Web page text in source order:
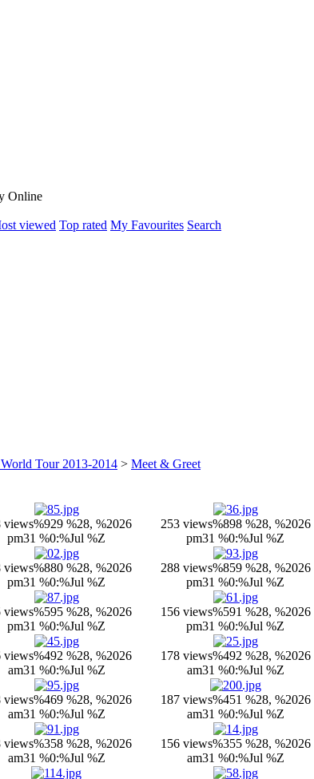
Online
viewed Top rated My Favourites Search
Tour 2013-2014 > Meet & Greet
views%929 %28, %2026
pm31 %0:%Jul %Z
253 views%898 %28, %2026
pm31 %0:%Jul %Z
views%880 %28, %2026
pm31 %0:%Jul %Z
288 views%859 %28, %2026
pm31 %0:%Jul %Z
views%595 %28, %2026
pm31 %0:%Jul %Z
156 views%591 %28, %2026
pm31 %0:%Jul %Z
views%492 %28, %2026
am31 %0:%Jul %Z
178 views%492 %28, %2026
am31 %0:%Jul %Z
views%469 %28, %2026
am31 %0:%Jul %Z
187 views%451 %28, %2026
am31 %0:%Jul %Z
views%358 %28, %2026
am31 %0:%Jul %Z
156 views%355 %28, %2026
am31 %0:%Jul %Z